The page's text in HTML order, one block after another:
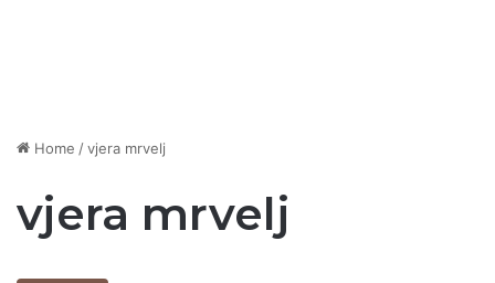
Home /vjera mrvelj
vjera mrvelj